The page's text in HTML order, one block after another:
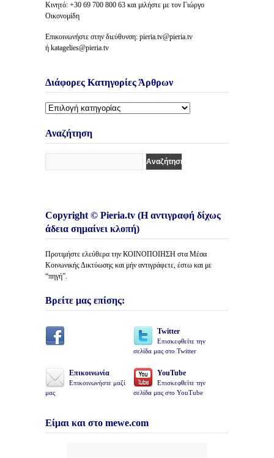
Κινητό: +30 69 700 800 63 και μιλήστε με τον Γιώργο
Οικονομίδη
Επικοινωνήστε στην διεύθυνση: pieria.tv@pieria.tv
ή katagelies@pieria.tv
Διάφορες Κατηγορίες Άρθρων
Διάφορες
Άρθρων
Αναζήτηση
Copyright © Pieria.tv (Η αντιγραφή δίχως
άδεια σημαίνει κλοπή)
Προτιμήστε ελεύθερα την ΚΟΙΝΟΠΟΙΗΣΗ στα Μέσα
Κοινωνικής Δικτύωσης και μήν αντιγράφετε, έστω και με
“πηγή”.
Βρείτε μας επίσης:
Twitter
Επισκεφθείτε την
σελίδα μας στο Twitter
Επικοινωνία
Επικοινωνήστε μαζί
μας
YouTube
Επισκεφθείτε την
σελίδα μας στο YouTube
Είμαι και στο mewe.com